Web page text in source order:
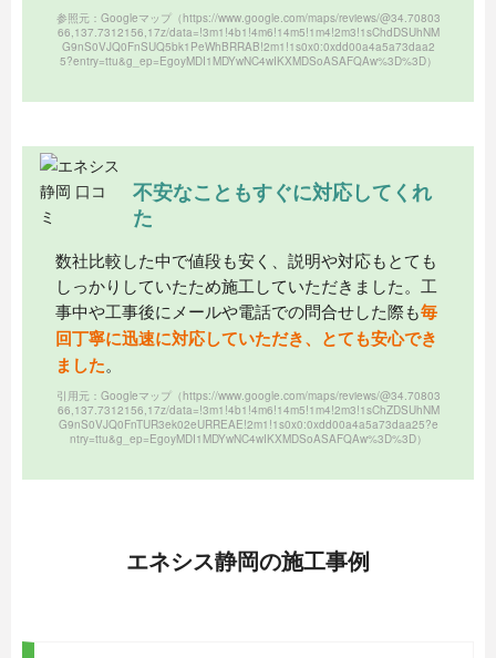
参照元：Googleマップ（https://www.google.com/maps/reviews/@34.70803
66,137.7312156,17z/data=!3m1!4b1!4m6!14m5!1m4!2m3!1sChdDSUhNM
G9nS0VJQ0FnSUQ5bk1PeWhBRRAB!2m1!1s0x0:0xdd00a4a5a73daa2
5?entry=ttu&g_ep=EgoyMDI1MDYwNC4wIKXMDSoASAFQAw%3D%3D）
不安なこともすぐに対応してくれ
た
数社比較した中で値段も安く、説明や対応もとても
しっかりしていたため施工していただきました。工
事中や工事後にメールや電話での問合せした際も毎
回丁寧に迅速に対応していただき、とても安心でき
ました。
引用元：Googleマップ（https://www.google.com/maps/reviews/@34.70803
66,137.7312156,17z/data=!3m1!4b1!4m6!14m5!1m4!2m3!1sChZDSUhNM
G9nS0VJQ0FnTUR3ek02eURREAE!2m1!1s0x0:0xdd00a4a5a73daa25?e
ntry=ttu&g_ep=EgoyMDI1MDYwNC4wIKXMDSoASAFQAw%3D%3D）
エネシス静岡の施工事例